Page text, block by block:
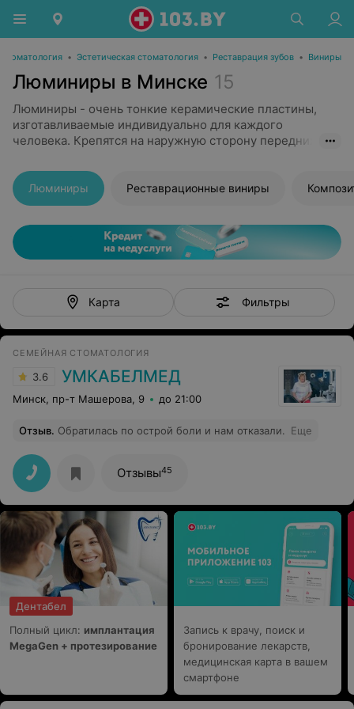
Стоматология • Эстетическая стоматология • Реставрация зубов • Виниры
Люминиры в Минске 15
Люминиры - очень тонкие керамические пластины,
изготавливаемые индивидуально для каждого
человека. Крепятся на наружную сторону передних
эстетические дефекты улыбки.
Люминиры Реставрационные виниры
Карта Фильтры
СЕМЕЙНАЯ СТОМАТОЛОГИЯ
3.6 УМКАБЕЛМЕД
Минск, пр-т Машерова, 9 до 21:00
Отзыв. Обратилась по острой боли и нам отказали. Еще
Отзывы45
Дентабел
Полный цикл: имплантация
MegaGen + протезирование
Запись к врачу, поиск и
бронирование лекарств,
медицинская карта в вашем
смартфоне